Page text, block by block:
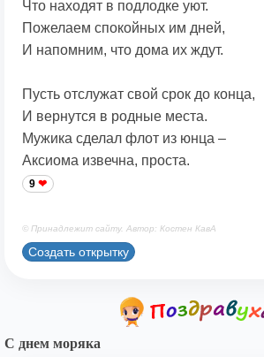
Что находят в подлодке уют.
Пожелаем спокойных им дней,
И напомним, что дома их ждут.
Пусть отслужат свой срок до конца,
И вернутся в родные места.
Мужика сделал флот из юнца –
Аксиома извечна, проста.
9
© Принадлежит сайту. Автор: Костен КавА
Создать открытку
С днем моряка